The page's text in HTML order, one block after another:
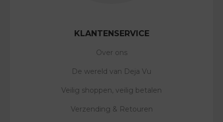
KLANTENSERVICE
Over ons
De wereld van Deja Vu
Veilig shoppen, veilig betalen
Verzending & Retouren